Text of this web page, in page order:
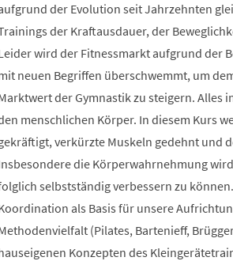
der Evolution seit Jahrzehnten
der Kraftausdauer, der
wird der Fitnessmarkt aufgrund der
neuen Begriffen überschwemmt, um
der Gymnastik zu steigern. Alles
menschlichen Körper. In diesem Kurs
verkürzte Muskeln gedehnt und
die Körperwahrnehmung
selbstständig verbessern zu
als Basis für unsere
(Pilates, Bartenieff,
Konzepten des